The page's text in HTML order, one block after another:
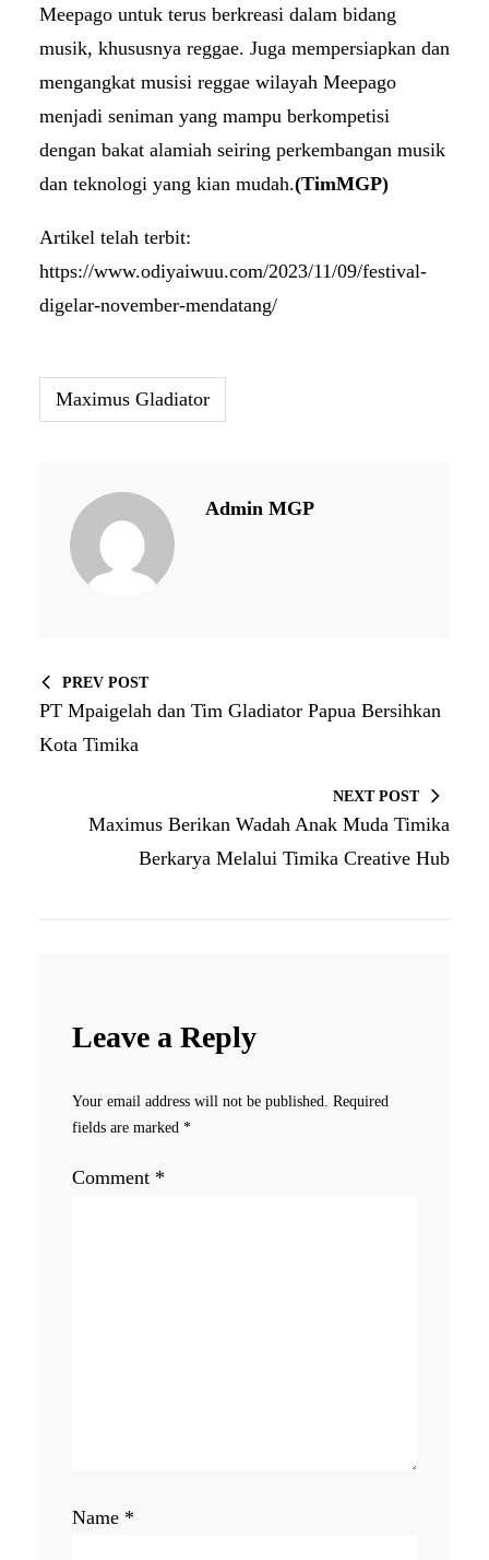
Meepago untuk terus berkreasi dalam bidang
musik, khususnya reggae. Juga mempersiapkan dan
mengangkat musisi reggae wilayah Meepago
menjadi seniman yang mampu berkompetisi
dengan bakat alamiah seiring perkembangan musik
dan teknologi yang kian mudah.(TimMGP)
Artikel telah terbit:
https://www.odiyaiwuu.com/2023/11/09/festival-
digelar-november-mendatang/
Maximus Gladiator
Admin MGP
PREV POST
PT Mpaigelah dan Tim Gladiator Papua Bersihkan
Kota Timika
NEXT POST
Maximus Berikan Wadah Anak Muda Timika
Berkarya Melalui Timika Creative Hub
Leave a Reply
Your email address will not be published.
Required
fields are marked *
Comment *
Name *